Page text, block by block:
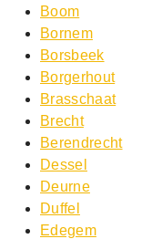
Boom
Bornem
Borsbeek
Borgerhout
Brasschaat
Brecht
Berendrecht
Dessel
Deurne
Duffel
Edegem